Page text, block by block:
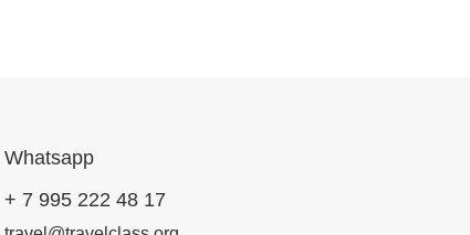
Whatsapp
+ 7 995 222 48 17